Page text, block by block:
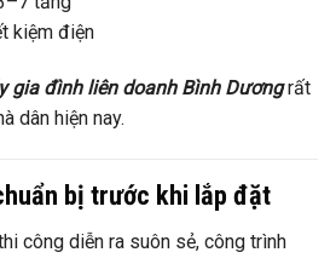
kiệm điện
gia đình liên doanh Bình Dươngrất
dân hiện nay.
bị trước khi lắp đặt
công diễn ra suôn sẻ, công trình